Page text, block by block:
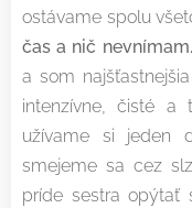
ostávame spolu
čas a nič nevnímam.
a som
intenzívne, čisté a
užívame si jeden
smejeme sa cez
príde sestra opýtať